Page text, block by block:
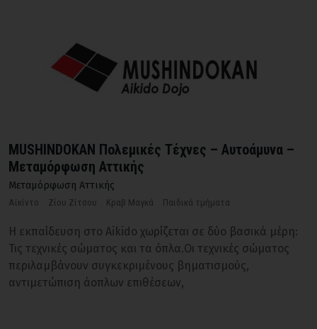
MUSHINDOKAN Πολεμικές Τέχνες – Αυτοάμυνα –
Μεταμόρφωση Αττικής
Μεταμόρφωση Αττικής
Αϊκίντο Ζίου Ζίτσου Κραβ Μαγκά Παιδικά τμήματα
Η εκπαίδευση στο Aikido χωρίζεται σε δύο βασικά μέρη:
Τις τεχνικές σώματος και τα όπλα.Οι τεχνικές σώματος
περιλαμβάνουν συγκεκριμένους βηματισμούς,
αντιμετώπιση άοπλων επιθέσεων,